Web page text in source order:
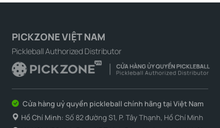
PICKZONE VIỆT NAM
Pickleball Authorized Distributor
Cửa hàng uỷ quyền pickleball chính hãng tại Việt Nam
Hồ Chí Minh: Số 82 đường S1, P. Tây Thạnh, Hồ Chí Minh